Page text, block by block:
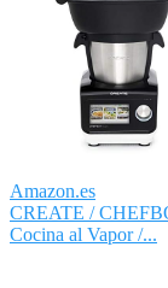
Amazon.es
CREATE /
Cocina al Vapor /...